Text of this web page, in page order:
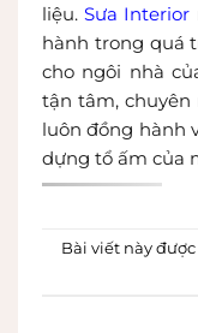
liệu.Sưa Interior
hành trong quá
cho ngôi nhà
tận tâm, chuyên
luôn đồng hành
dựng tổ ấm của
Bài viết này